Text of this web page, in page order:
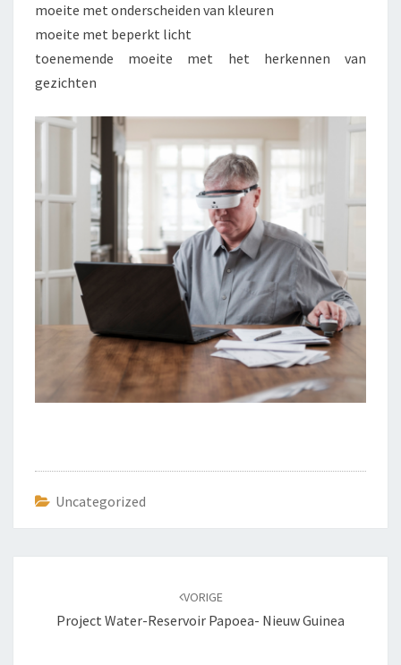
moeite met onderscheiden van kleuren
moeite met beperkt licht
toenemende moeite met het herkennen van
gezichten
Uncategorized
VORIGE
Project Water-Reservoir Papoea- Nieuw Guinea